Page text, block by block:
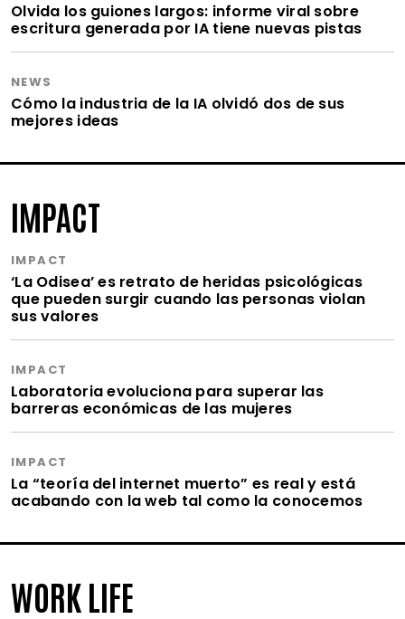
Olvida los guiones largos: informe viral sobre
escritura generada por IA tiene nuevas pistas
NEWS
Cómo la industria de la IA olvidó dos de sus
mejores ideas
IMPACT
IMPACT
‘La Odisea’ es retrato de heridas psicológicas
que pueden surgir cuando las personas violan
sus valores
IMPACT
Laboratoria evoluciona para superar las
barreras económicas de las mujeres
IMPACT
La “teoría del internet muerto” es real y está
acabando con la web tal como la conocemos
WORK LIFE